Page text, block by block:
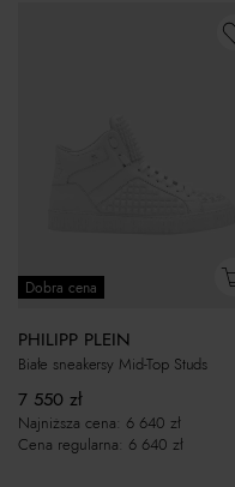
Dobra cena
PHILIPP PLEIN
Białe sneakersy Mid-Top Studs
7 550 zł
Najniższa cena: 6 640 zł
Cena regularna: 6 640 zł